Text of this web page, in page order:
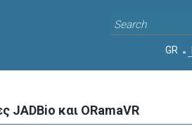
GR
JADBio και ORamaVR